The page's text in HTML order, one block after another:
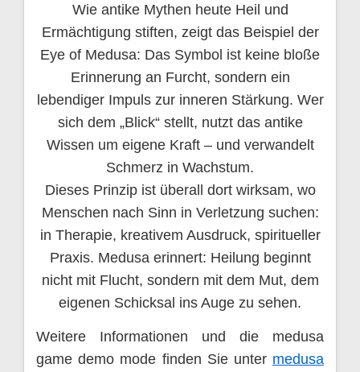
Wie antike Mythen heute Heil und
Ermächtigung stiften, zeigt das Beispiel der
Eye of Medusa: Das Symbol ist keine bloße
Erinnerung an Furcht, sondern ein
lebendiger Impuls zur inneren Stärkung. Wer
sich dem „Blick“ stellt, nutzt das antike
Wissen um eigene Kraft – und verwandelt
Schmerz in Wachstum.
Dieses Prinzip ist überall dort wirksam, wo
Menschen nach Sinn in Verletzung suchen:
in Therapie, kreativem Ausdruck, spiritueller
Praxis. Medusa erinnert: Heilung beginnt
nicht mit Flucht, sondern mit dem Mut, dem
eigenen Schicksal ins Auge zu sehen.
Weitere Informationen und die medusa
game demo mode finden Sie unter medusa